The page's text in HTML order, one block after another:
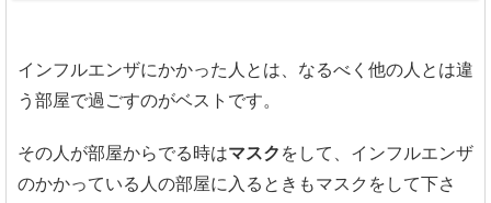
インフルエンザにかかった人とは、なるべく他の人とは違
う部屋で過ごすのがベストです。
その人が部屋からでる時はマスク をして、インフルエンザ
のかかっている人の部屋に入るときもマスクをして下さ